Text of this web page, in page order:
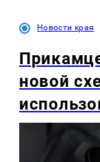
Новости края
новой